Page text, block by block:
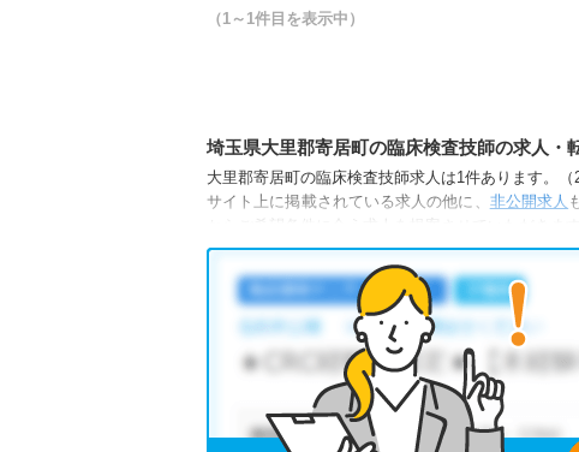
（1～1件目を表示中）
埼玉県大里郡寄居町の臨床検査技師の求人・
大里郡寄居町の臨床検査技師求人は1件あります。（
サイト上に掲載されている求人の他に、 非公開求人
大里郡寄居町の臨床検査技師求人では以下のような
積極採用中・住宅手当・補助あり・ 託児所・
他の条件でも人気の求人がございますので、「こだ
全国の臨床検査技師求人から検索いただくことも可
無料転職支援サービスにお申し込みいただくと、ご
ご希望条件がまだ定まっていない方は
人気の希望条